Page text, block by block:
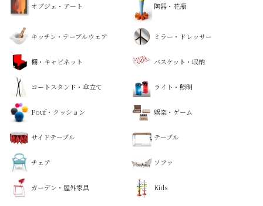
オブジェ・アート 陶器・花瓶
キッチン・テーブルウェア ミラー・ドレッサー
棚・キャビネット バスケット・収納
コートスタンド・傘立て ライト・照明
Pouf・クッション 娯楽・ゲーム
サイドテーブル テーブル
チェア ソファ
ガーデン・屋外家具 Kids